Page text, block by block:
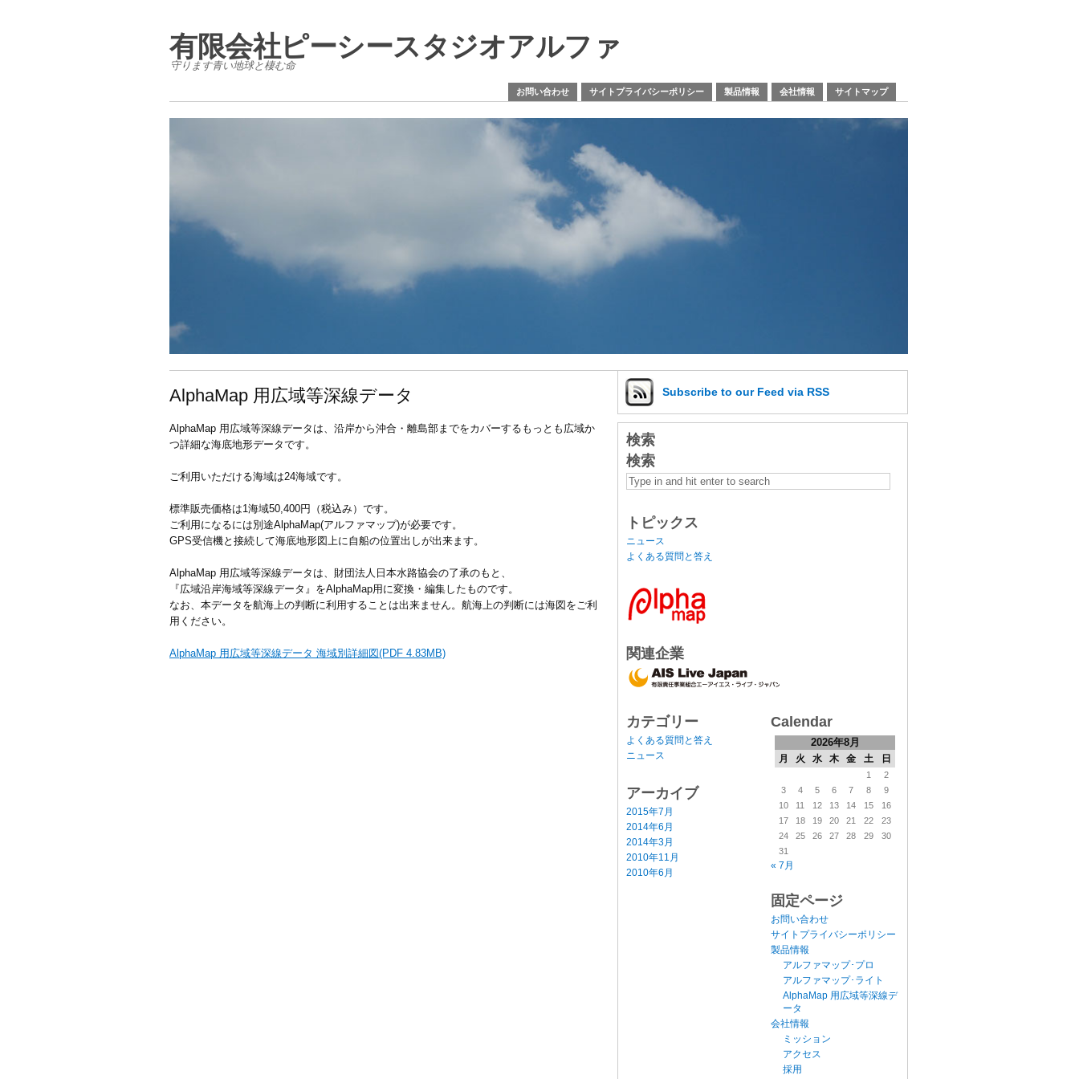
有限会社ピーシースタジオアルファ
守ります青い地球と棲む命
お問い合わせ サイトプライバシーポリシー 製品情報 会社情報 サイトマップ
AlphaMap 用広域等深線データ
AlphaMap 用広域等深線データは、沿岸から沖合・離島部までをカバーするもっとも広域か
つ詳細な海底地形データです。
ご利用いただける海域は24海域です。
標準販売価格は1海域50,400円（税込み）です。
ご利用になるには別途AlphaMap(アルファマップ)が必要です。
GPS受信機と接続して海底地形図上に自船の位置出しが出来ます。
AlphaMap 用広域等深線データは、財団法人日本水路協会の了承のもと、
『広域沿岸海域等深線データ』をAlphaMap用に変換・編集したものです。
なお、本データを航海上の判断に利用することは出来ません。航海上の判断には海図をご利
用ください。
AlphaMap 用広域等深線データ 海域別詳細図(PDF 4.83MB)
Subscribe to our Feed via RSS
検索
検索
トピックス
ニュース
よくある質問と答え
関連企業
カテゴリー
よくある質問と答え
ニュース
アーカイブ
2015年7月
2014年6月
2014年3月
2010年11月
2010年6月
Calendar
2026年8月
月 火 水 木 金 土 日
1
2
3
4 5 6 7 8
9
10
11 12 13 14 15
16
17
18 19 20 21 22
23
24
25 26 27 28 29
30
31
« 7月
固定ページ
お問い合わせ
サイトプライバシーポリシー
製品情報
アルファマップ･プロ
アルファマップ･ライト
AlphaMap 用広域等深線デ
ータ
会社情報
ミッション
アクセス
採用